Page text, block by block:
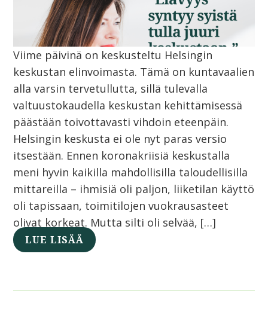
Viime päivinä on keskusteltu Helsingin
keskustan elinvoimasta. Tämä on kuntavaalien
alla varsin tervetullutta, sillä tulevalla
valtuustokaudella keskustan kehittämisessä
päästään toivottavasti vihdoin eteenpäin.
Helsingin keskusta ei ole nyt paras versio
itsestään. Ennen koronakriisiä keskustalla
meni hyvin kaikilla mahdollisilla taloudellisilla
mittareilla – ihmisiä oli paljon, liiketilan käyttö
oli tapissaan, toimitilojen vuokrausasteet
olivat korkeat. Mutta silti oli selvää, […]
LUE LISÄÄ